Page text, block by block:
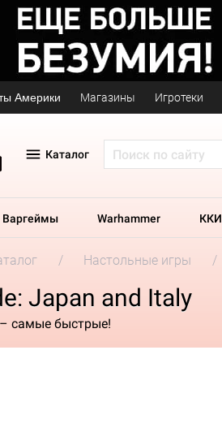
Америки Магазины Игротеки
Каталог
Варгеймы Warhammer ККИ
Настольные игры
Japan and Italy
самые быстрые!